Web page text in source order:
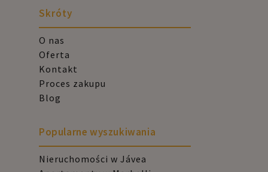
Skróty
O nas
Oferta
Kontakt
Proces zakupu
Blog
Popularne wyszukiwania
Nieruchomości w Jávea